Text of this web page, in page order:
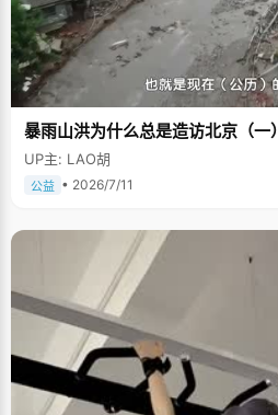
暴雨山洪为什么总是造访北京（一）
UP主: LAO胡
公益 • 2026/7/11